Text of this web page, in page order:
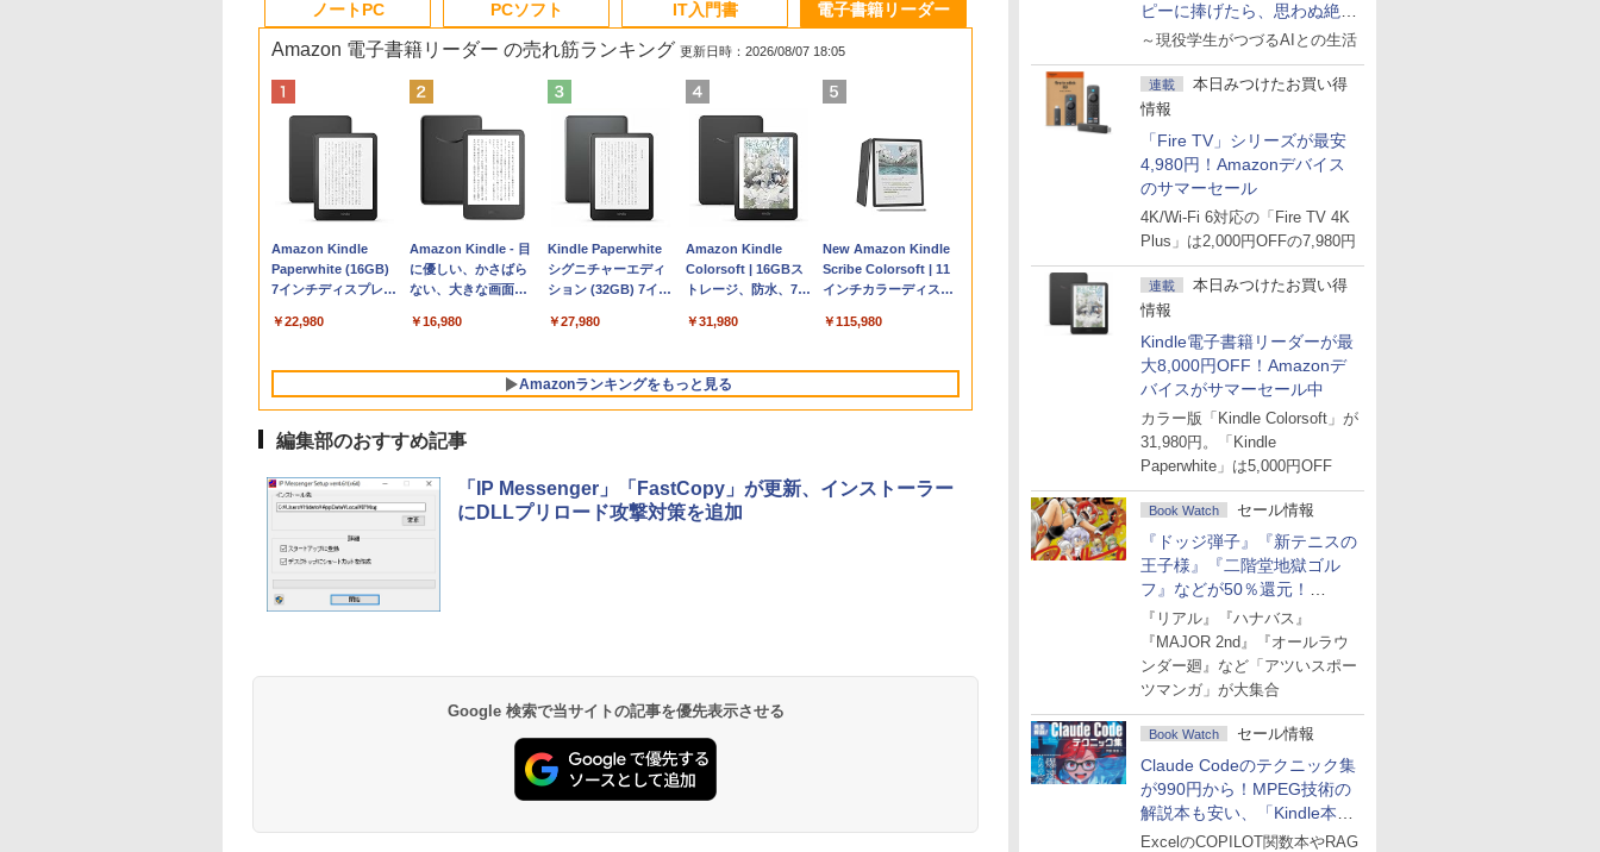
ピーに捧げたら、思わぬ絶景
に出会った話
～現役学生がつづるAIとの生活
連載
本日みつけたお買い得
情報
「Fire TV」シリーズが最安
4,980円！Amazonデバイス
のサマーセール
4K/Wi-Fi 6対応の「Fire TV 4K
Plus」は2,000円OFFの7,980円
連載
本日みつけたお買い得
情報
Kindle電子書籍リーダーが最
大8,000円OFF！Amazonデ
バイスがサマーセール中
カラー版「Kindle Colorsoft」が
31,980円。「Kindle
Paperwhite」は5,000円OFF
Book Watch セール情報
『ドッジ弾子』『新テニスの
王子様』『二階堂地獄ゴル
フ』などが50％還元！
Amazonマンガ週末セール
『リアル』『ハナバス』
『MAJOR 2nd』『オールラウ
ンダー廻』など「アツいスポー
ツマンガ」が大集合
Book Watch セール情報
Claude Codeのテクニック集
が990円から！MPEG技術の
解説本も安い、「Kindle本サ
マーセール」第2弾開始！
ExcelのCOPILOT関数本やRAG
ノートPC
Apple 2026
MacBook Neo A18
Proチップ搭載13イ
AIとApple
Retinaディスプレ
512GB SSD、1080p
FaceTime HDカメ
ラ、Touch ID - イン
AppleCare+ for 13イ
ンチMacBook
ロード版
￥162,598
tomtoc 360°保護
15.6 16インチ パソコ
ンケース Dell NEC
dynabook Lenovo
￥2,952
Apple 2026
MacBook Air M5チ
ップ搭載13インチノ
Apple Intelligence、
Retinaディスプレ
イ、16GBユニファイ
ドメモリ、1TB SSD
ド、Touch ID - シル
バー
￥261,414
【Amazon.co.jp限
定】 HP ノートパソ
コン 15-fd 15.6イン
512GB SSD インテ
￥129,800
FMV ノートパソコン
WE1-K3 (MS 365
Personal/Copilotキー
型/Core i5/16GB/SSD
FMVWK3E15W_AZ
￥139,880
PCソフト
Robloxギフトカード
- 800 Robux 【限定
バーチャルアイテム
ンゲームコード】 ロ
インコード版
￥1,300
Microsoft Office
Home & Business
2024(最新 永続版)|オ
版|Windows11、
￥39,582
Robloxギフトカード
- 2,000 Robux 【限
定バーチャルアイテ
インゲームコード】
ラインコード版
￥3,200
Robloxギフトカード
- 1000 Robux 【限定
バーチャルアイテム
ンゲームコード】 ロ
ンコード版
￥1,600
Windows版 |
Minecraft (マインクラ
フト): Java & Bedrock
ード版
￥3,600
IT入門書
生成AIパスポート公
式テキスト 第４版
￥1,766
AIイラスト表現辞典:
思い通りの絵を引き
出す プロンプトの言
ズ (はぴーイラスト
￥480
ClaudeCode いちば
んやさしい 教科書:
非エンジニア 初心者
マニュアル AI副業に
もKindle出版にも！
非エンジニアのため
のAIコーディング入
￥99
1冊ですべて身につく
HTML & CSSとWeb
デザイン入門講座
￥1,292
FM TOWNS ハイパ
ー・カタログ: 本体ハ
ードウェア・市販ソフ
トリストと最新エミュ
￥1,600
電子書籍リーダー
Amazon 電子書籍リーダー の売れ筋ランキング 更新日時：2026/08/07 18:05
Amazon Kindle
Paperwhite (16GB)
7インチディスプレ
ト、12週間持続バッ
ブラック
￥22,980
Amazon Kindle - 目
に優しい、かさばら
ない、大きな画面で
続バッテリー、6イン
書籍リーダー、ブラ
ック、16GB、広告な
し
￥16,980
Kindle Paperwhite
シグニチャーエディ
ション (32GB) 7イン
るさ自動調整、色調
持続バッテリー、広
告なし、メタリック
ブラック
￥27,980
Amazon Kindle
Colorsoft | 16GBス
トレージ、防水、7イ
レイ、色調調節ライ
ッテリー、広告無
し、ブラック (2025
年発売)
￥31,980
New Amazon Kindle
Scribe Colorsoft | 11
インチカラーディスプ
ジ、ノート機能搭載、
調節ライト、プレミア
イト
￥115,980
Amazonランキングをもっと見る
編集部のおすすめ記事
「IP Messenger」「FastCopy」が更新、インストーラー
にDLLプリロード攻撃対策を追加
Google 検索で当サイトの記事を優先表示させる